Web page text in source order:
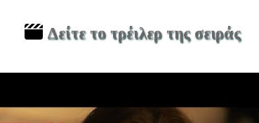
Δείτε το τρέιλερ της σειράς